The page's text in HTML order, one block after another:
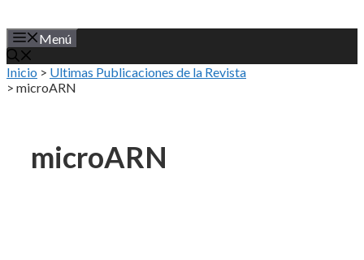
Menú
Inicio > Ultimas Publicaciones de la Revista
> microARN
microARN